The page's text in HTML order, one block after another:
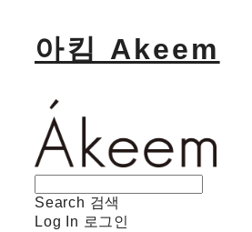
아킴 Akeem
Search 검색
Log In 로그인